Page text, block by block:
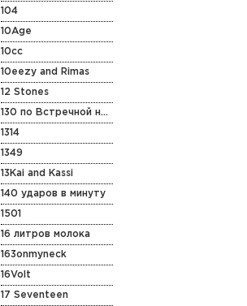
104
10Age
10cc
10eezy and Rimas
12 Stones
130 по Встречной на Старенькой Vespa
1314
1349
13Kai and Kassi
140 ударов в минуту
1501
16 литров молока
163onmyneck
16Volt
17 Seventeen